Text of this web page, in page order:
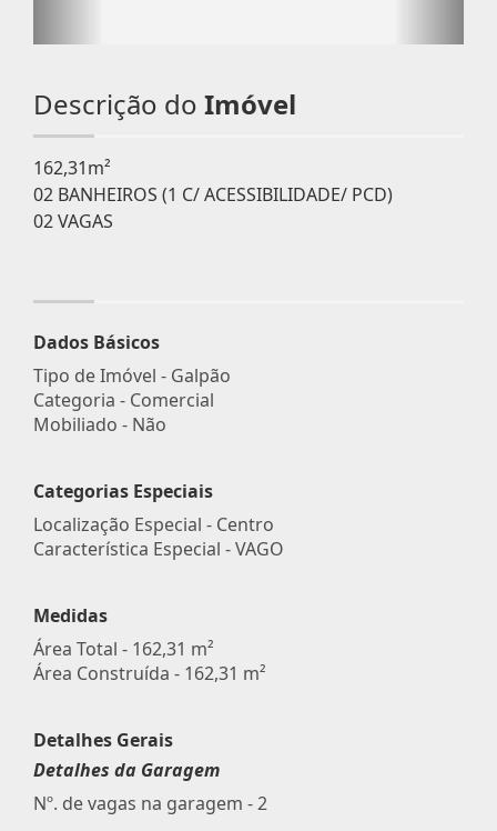
Descrição do Imóvel
162,31m²
02 BANHEIROS (1 C/ ACESSIBILIDADE/ PCD)
02 VAGAS
Dados Básicos
Tipo de Imóvel - Galpão
Categoria - Comercial
Mobiliado - Não
Categorias Especiais
Localização Especial - Centro
Característica Especial - VAGO
Medidas
Área Total - 162,31 m²
Área Construída - 162,31 m²
Detalhes Gerais
Detalhes da Garagem
Nº. de vagas na garagem - 2